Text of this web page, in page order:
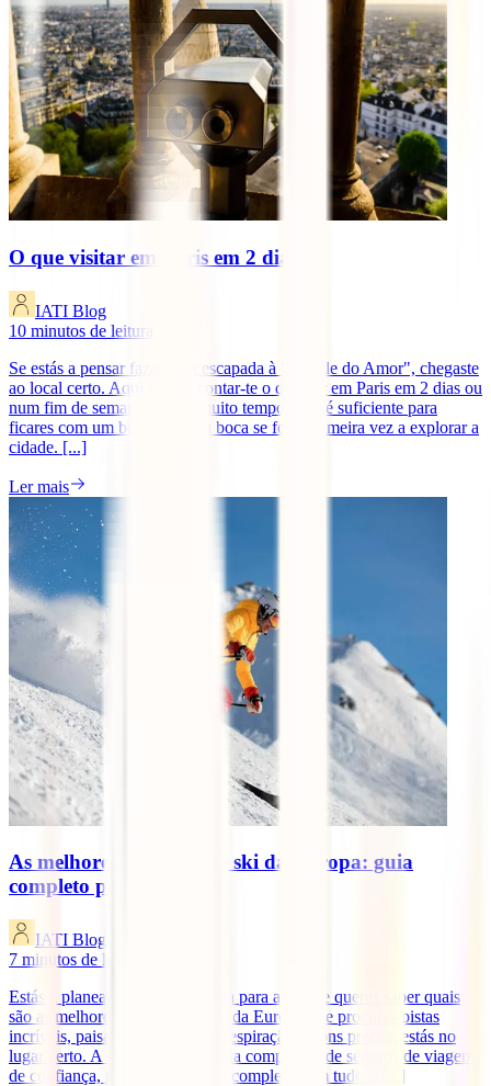
O que visitar em Paris em 2 dias
IATI Blog
10 minutos de leitura
Se estás a pensar fazer uma escapada à "Cidade do Amor", chegaste
ao local certo. Aqui vamos contar-te o que ver em Paris em 2 dias ou
num fim de semana. Não é muito tempo, mas é suficiente para
ficares com um bom sabor na boca se for a primeira vez a explorar a
cidade. [...]
Ler mais
As melhores estâncias de ski da Europa: guia
completo para viajantes
IATI Blog
7 minutos de leitura
Estás a planear uma escapadinha para a neve e queres saber quais
são as melhores estâncias de ski da Europa? Se procuras pistas
incríveis, paisagens de cortar a respiração e bons preços, estás no
lugar certo. A IATI Seguros, a tua companhia de seguros de viagem
de confiança, preparou um guia completo com tudo o [...]